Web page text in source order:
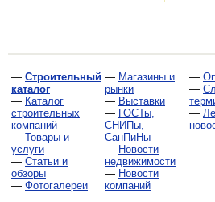
— Строительный
каталог
— Каталог
строительных
компаний
— Товары и
услуги
— Статьи и
обзоры
— Фотогалереи
— Магазины и
рынки
— Выставки
— ГОСТы,
СНИПы,
СанПиНы
— Новости
недвижимости
— Новости
компаний
—
—
—